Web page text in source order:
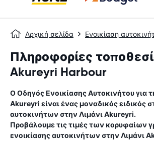
Αρχική σελίδα Ενοικίαση
Πληροφορίες
Akureyri Harbour
Ο Οδηγός Ενοικίασης Αυτοκινήτου για
Akureyri είναι ένας μοναδικός ειδικός
αυτοκινήτων στην Λιμάνι Akureyri.
Προβάλουμε τις τιμές των κορυφαίων
ενοικίασης αυτοκινήτων στην Λιμάνι